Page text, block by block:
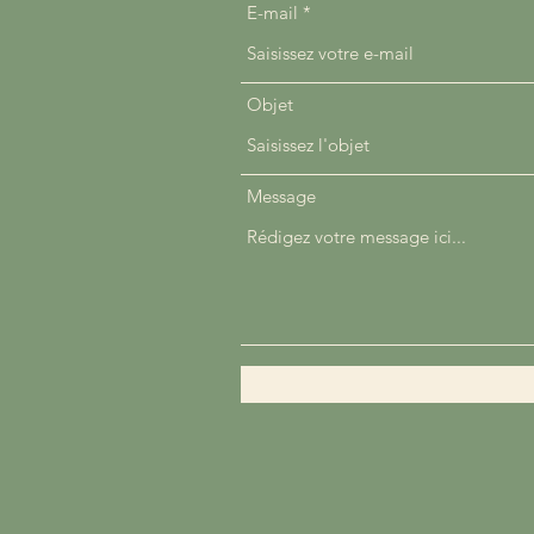
E-mail
Objet
Message